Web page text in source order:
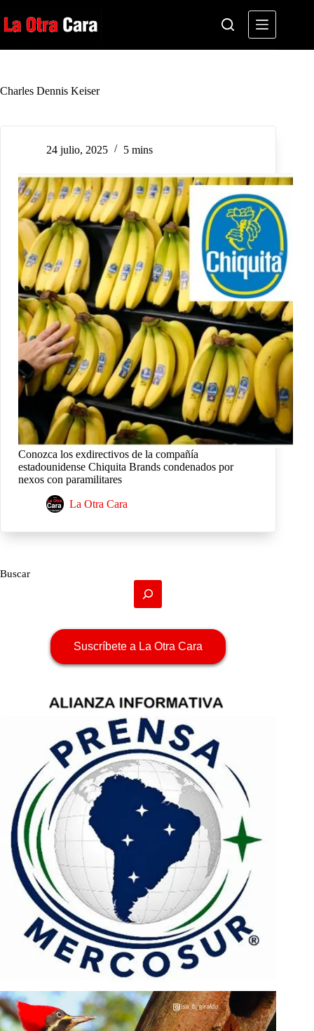
al
contenido
Charles Dennis Keiser
24 julio, 2025 5 mins
Conozca los exdirectivos de la compañía
estadounidense Chiquita Brands condenados por
nexos con paramilitares
La Otra Cara
Buscar
Suscríbete a La Otra Cara